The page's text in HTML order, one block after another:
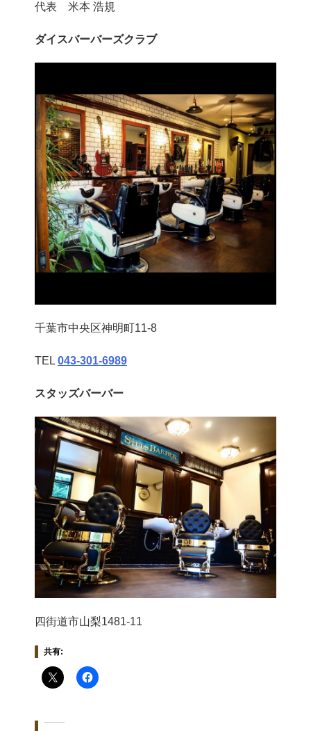
代表 米本 浩規
ダイスバーバーズクラブ
千葉市中央区神明町11-8
TEL 043‐301‐6989
スタッズバーバー
四街道市山梨1481-11
共有: